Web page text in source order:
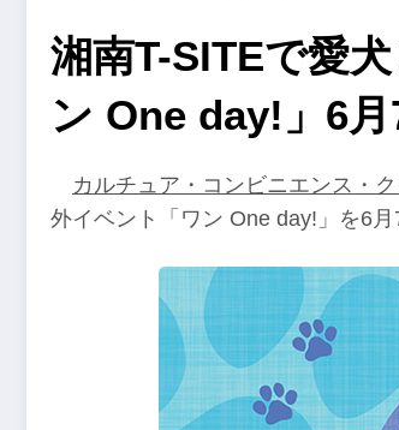
湘南T-SITEで愛
ン One day!」6月
カルチュア・コンビニエンス・
外イベント「ワン One day!」を6月